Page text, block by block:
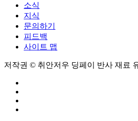
소식
지식
문의하기
피드백
사이트 맵
저작권 © 취안저우 딩페이 반사 재료